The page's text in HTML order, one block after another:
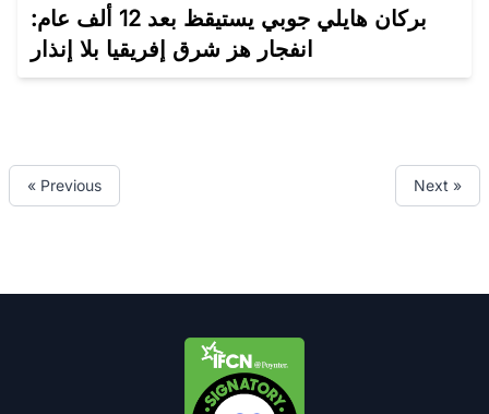
بركان هايلي جوبي يستيقظ بعد 12 ألف عام:
انفجار هز شرق إفريقيا بلا إنذار
« Previous Next »